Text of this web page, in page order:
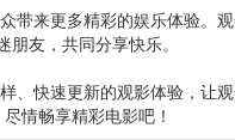
带来更多精彩的娱乐体验
友，共同分享快乐。
、快速更新的观影体验，
情畅享精彩电影吧！